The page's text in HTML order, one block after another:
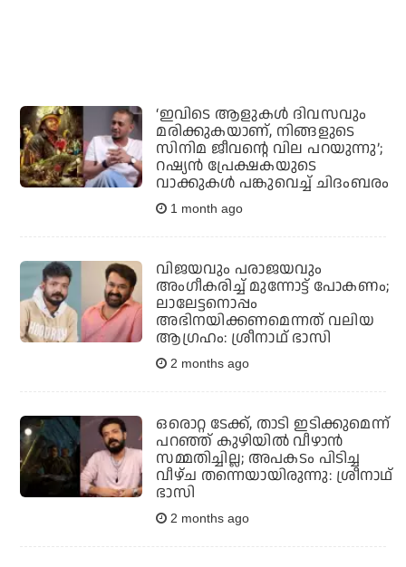
‘ഇവിടെ ആളുകൾ ദിവസവും
മരിക്കുകയാണ്, നിങ്ങളുടെ
സിനിമ ജീവന്റെ വില പറയുന്നു’;
റഷ്യൻ പ്രേക്ഷകയുടെ
വാക്കുകൾ പങ്കുവെച്ച് ചിദംബരം
1 month ago
വിജയവും പരാജയവും
അംഗീകരിച്ച് മുന്നോട്ട് പോകണം;
ലാലേട്ടനൊപ്പം
അഭിനയിക്കണമെന്നത് വലിയ
ആഗ്രഹം: ശ്രീനാഥ് ഭാസി
2 months ago
ഒരൊറ്റ ടേക്ക്, താടി ഇടിക്കുമെന്ന്
പറഞ്ഞ് കുഴിയില്‍ വീഴാന്‍
സമ്മതിച്ചില്ല; അപകടം പിടിച്ച
വീഴ്ച തന്നെയായിരുന്നു: ശ്രീനാഥ്
ഭാസി
2 months ago